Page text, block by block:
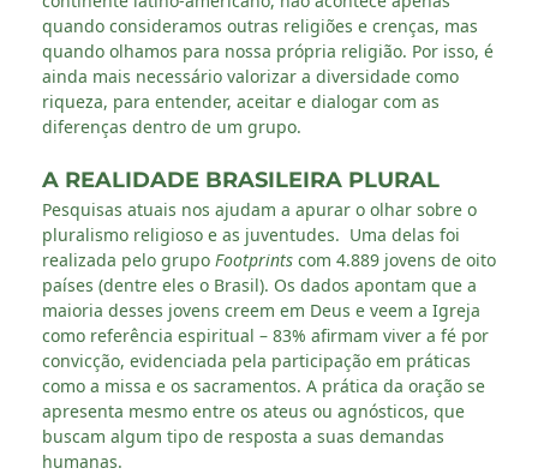
quando consideramos outras religiões e crenças, mas
quando olhamos para nossa própria religião. Por isso, é
ainda mais necessário valorizar a diversidade como
riqueza, para entender, aceitar e dialogar com as
diferenças dentro de um grupo.
A REALIDADE BRASILEIRA PLURAL
Pesquisas atuais nos ajudam a apurar o olhar sobre o
pluralismo religioso e as juventudes. Uma delas foi
realizada pelo grupo Footprints com 4.889 jovens de oito
países (dentre eles o Brasil). Os dados apontam que a
maioria desses jovens creem em Deus e veem a Igreja
como referência espiritual – 83% afirmam viver a fé por
convicção, evidenciada pela participação em práticas
como a missa e os sacramentos. A prática da oração se
apresenta mesmo entre os ateus ou agnósticos, que
buscam algum tipo de resposta a suas demandas
humanas.